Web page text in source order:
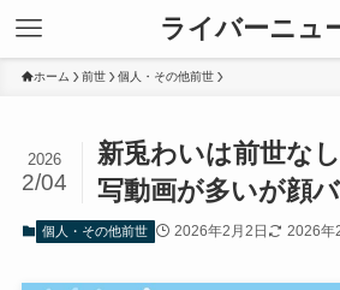
ライバーニュ
ホーム 前世 個人・その他前世
新兎わいは前世な
写動画が多いが顔
2026
2/04
個人・その他前世 2026年2月2日 2026年